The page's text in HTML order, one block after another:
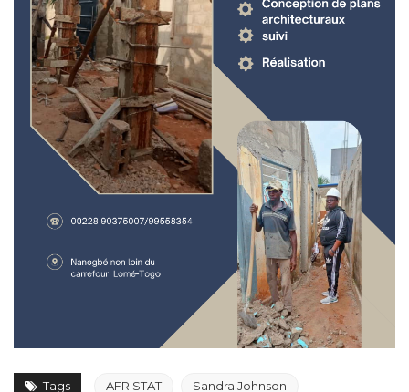
Tags AFRISTAT Sandra Johnson